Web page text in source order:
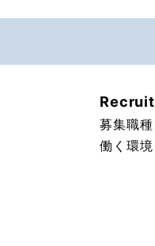
Recruit
募集職種
働く環境